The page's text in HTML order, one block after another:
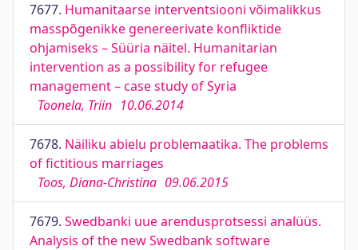
7677. Humanitaarse interventsiooni võimalikkus
masspõgenikke genereerivate konfliktide
ohjamiseks – Süüria näitel. Humanitarian
intervention as a possibility for refugee
management – case study of Syria
Toonela, Triin 10.06.2014
7678. Näiliku abielu problemaatika. The problems
of fictitious marriages
Toos, Diana-Christina 09.06.2015
7679. Swedbanki uue arendusprotsessi analüüs.
Analysis of the new Swedbank software